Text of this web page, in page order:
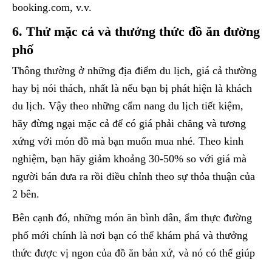
booking.com, v.v.
6. Thử mặc cả và thưởng thức đồ ăn đường
phố
Thông thường ở những địa điểm du lịch, giá cả thường
hay bị nói thách, nhất là nếu bạn bị phát hiện là khách
du lịch. Vậy theo những cẩm nang du lịch tiết kiệm,
hãy đừng ngại mặc cả để có giá phải chăng và tương
xứng với món đồ mà bạn muốn mua nhé. Theo kinh
nghiệm, bạn hãy giảm khoảng 30-50% so với giá mà
người bán đưa ra rồi điều chỉnh theo sự thỏa thuận của
2 bên.
Bên cạnh đó, những món ăn bình dân, ẩm thực đường
phố mới chính là nơi bạn có thể khám phá và thưởng
thức được vị ngon của đồ ăn bản xứ, và nó có thể giúp